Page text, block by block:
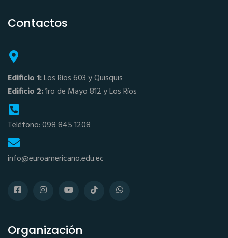
Contactos
Edificio 1:Los Ríos 603 y Quisquis
Edificio 2:1ro de Mayo 812 y Los Ríos
Teléfono: 098 845 1208
info@euroamericano.edu.ec
Organización